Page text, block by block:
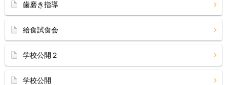
歯磨き指導
給食試食会
学校公開２
学校公開